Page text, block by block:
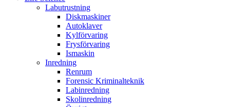
Labutrustning
Diskmaskiner
Autoklaver
Kylförvaring
Frysförvaring
Ismaskin
Inredning
Renrum
Forensic Kriminalteknik
Labinredning
Skolinredning